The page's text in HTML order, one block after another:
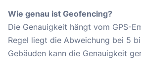
Wie genau ist Geofencing?
Die Genauigkeit hängt vom GPS-
Regel liegt die Abweichung bei 5
Gebäuden kann die Genauigkeit